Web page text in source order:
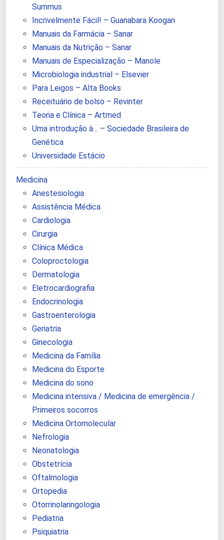
Summus
Incrivelmente Fácil! – Guanabara Koogan
Manuais da Farmácia – Sanar
Manuais da Nutrição – Sanar
Manuais de Especialização – Manole
Microbiologia industrial – Elsevier
Para Leigos – Alta Books
Receituário de bolso – Revinter
Teoria e Clínica – Artmed
Uma introdução à… – Sociedade Brasileira de
Genética
Universidade Estácio
Medicina
Anestesiologia
Assistência Médica
Cardiologia
Cirurgia
Clínica Médica
Coloproctologia
Dermatologia
Eletrocardiografia
Endocrinologia
Gastroenterologia
Geriatria
Ginecologia
Medicina da Família
Medicina do Esporte
Medicina do sono
Medicina intensiva / Medicina de emergência /
Primeiros socorros
Medicina Ortomolecular
Nefrologia
Neonatologia
Obstetrícia
Oftalmologia
Ortopedia
Otorrinolaringologia
Pediatria
Psiquiatria